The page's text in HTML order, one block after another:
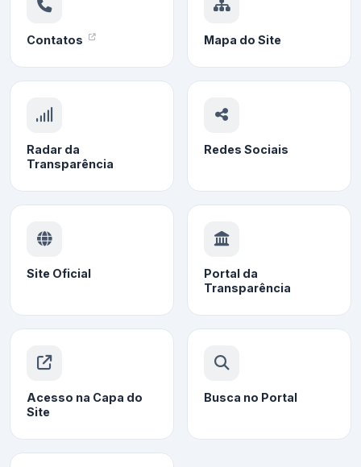
Contatos Mapa do Site
Radar da
Transparência
Redes Sociais
Site Oficial
Portal da
Transparência
Acesso na Capa do
Site
Busca no Portal